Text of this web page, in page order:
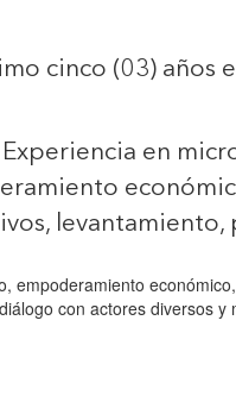
cinco (03) años
Experiencia en
levantamiento,
empoderamiento
con actores diversos